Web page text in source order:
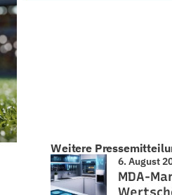
Weitere
6. August
MDA-